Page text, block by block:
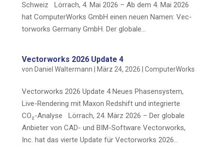
Schweiz Lör­rach, 4. Mai 2026 – Ab dem 4. Mai 2026
hat Com­pu­ter­Works GmbH einen neu­en Namen: Vec­
tor­works Ger­ma­ny GmbH. Der glo­ba­le...
Vec­tor­works 2026 Update 4
von Daniel Waltermann März 24, 2026 ComputerWorks
Vec­tor­works 2026 Update 4 Neu­es Pha­sen­sys­tem,
Live-Ren­de­ring mit Maxon Reds­hift und inte­grier­te
CO₂-Analyse Lör­rach, 24. März 2026 – Der glo­ba­le
Anbie­ter von CAD- und BIM-Soft­ware Vec­tor­works,
Inc. hat das vier­te Update für Vec­tor­works 2026...